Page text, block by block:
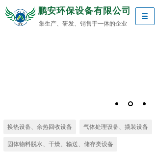
集生产、研发、销售于一体的企业
鹏安环保设备有限公司
换热设备、余热回收设备 气体处理设备、撬装设备
固体物料脱水、干燥、输送、储存类设备